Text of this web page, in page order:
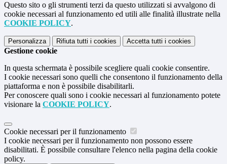
Questo sito o gli strumenti terzi da questo utilizzati si avvalgono di
cookie necessari al funzionamento ed utili alle finalità illustrate nella
COOKIE POLICY.
Personalizza Rifiuta tutti i cookies Accetta tutti i cookies
Gestione cookie
In questa schermata è possibile scegliere quali cookie consentire.
I cookie necessari sono quelli che consentono il funzionamento della
piattaforma e non è possibile disabilitarli.
Per conoscere quali sono i cookie necessari al funzionamento potete
visionare la COOKIE POLICY.
Cookie necessari per il funzionamento
I cookie necessari per il funzionamento non possono essere
disabilitati. È possibile consultare l'elenco nella pagina della cookie
policy.